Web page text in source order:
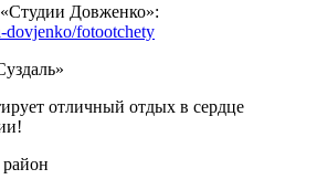
Довженко»:
dovjenko/fotootchety
отличный отдых в сердце